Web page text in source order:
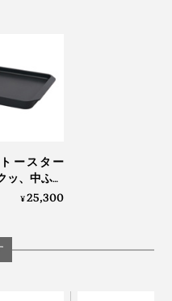
ズは、角型の食パンが
の食パンがお好きなら
いたい場合は「スミ イ
ースター
ッ、中ふわ
あがる、炭
¥25,300